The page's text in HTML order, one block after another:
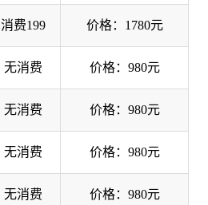
消费199 价格：1780元
无消费 价格：980元
无消费 价格：980元
无消费 价格：980元
无消费 价格：980元